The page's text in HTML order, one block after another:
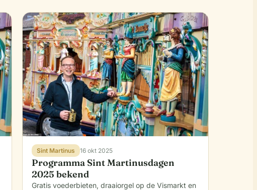
Sint Martinus 16 okt 2025
Programma Sint Martinusdagen
2025 bekend
Gratis voederbieten, draaiorgel op de Vismarkt en